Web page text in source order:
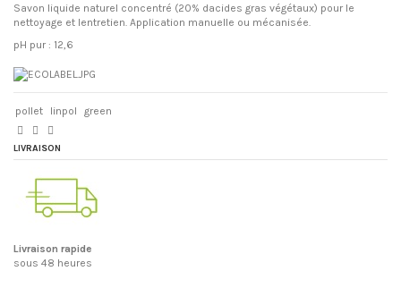
Savon liquide naturel concentré (20% dacides gras végétaux) pour le
nettoyage et lentretien. Application manuelle ou mécanisée.
pH pur : 12,6
pollet linpol green
LIVRAISON
Livraison rapide
sous 48 heures